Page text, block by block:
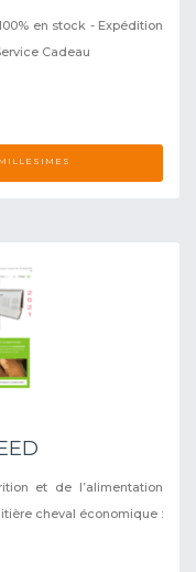
en stock - Expédition
Cadeau
et de l’alimentation
cheval économique :